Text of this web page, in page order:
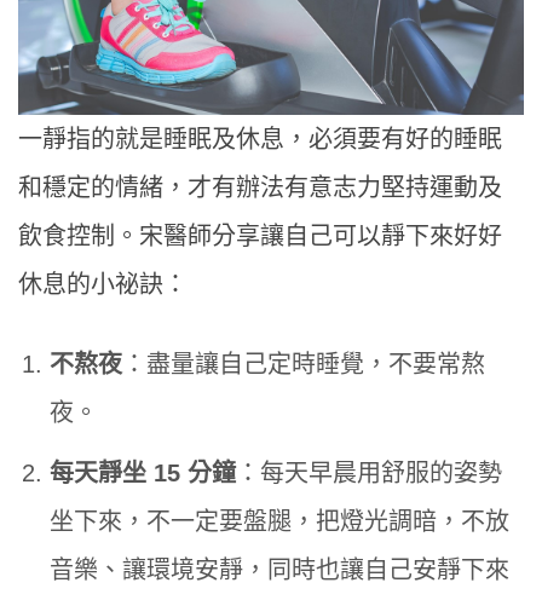
一靜指的就是睡眠及休息，必須要有好的睡眠
和穩定的情緒，才有辦法有意志力堅持運動及
飲食控制。宋醫師分享讓自己可以靜下來好好
休息的小祕訣：
不熬夜 ：盡量讓自己定時睡覺，不要常熬
夜。
每天靜坐 15 分鐘：每天早晨用舒服的姿勢
坐下來，不一定要盤腿，把燈光調暗，不放
音樂、讓環境安靜，同時也讓自己安靜下來